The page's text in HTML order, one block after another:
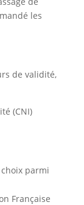
les
de validité,
(CNI)
parmi
Française